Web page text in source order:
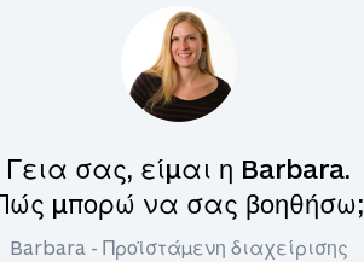
Γεια σας, είμαι η Barbara.
μπορώ να σας βοηθήσω;
Barbara - Προϊστάμενη διαχείρισης